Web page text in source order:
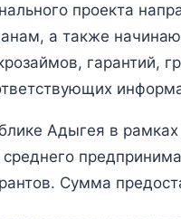
проекта
а также
гарантий,
Адыгея в
Сумма